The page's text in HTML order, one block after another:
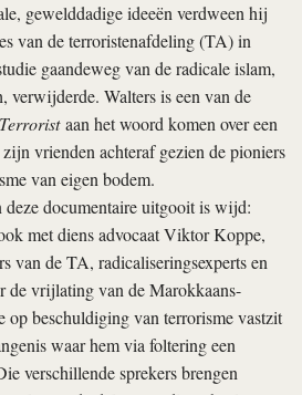
gewelddadige ideeën verdween hij
van de terroristenafdeling (TA) in
gaandeweg van de radicale islam,
verwijderde. Walters is een van de
aan het woord komen over een
vrienden achteraf gezien de pioniers
van eigen bodem.
documentaire uitgooit is wijd:
met diens advocaat Viktor Koppe,
van de TA, radicaliseringsexperts en
de vrijlating van de Marokkaans-
beschuldiging van terrorisme vastzit
waar hem via foltering een
verschillende sprekers brengen